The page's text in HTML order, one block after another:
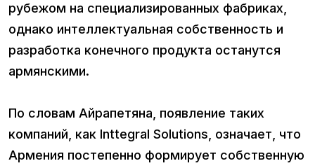
рубежом на специализированных фабриках,
однако интеллектуальная собственность и
разработка конечного продукта останутся
армянскими.
По словам Айрапетяна, появление таких
компаний, как Inttegral Solutions, означает, что
Армения постепенно формирует собственную